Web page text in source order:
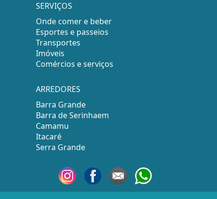
SERVIÇOS
Onde comer e beber
Esportes e passeios
Transportes
Imóveis
Comércios e serviços
ARREDORES
Barra Grande
Barra de Serinhaem
Camamu
Itacaré
Serra Grande